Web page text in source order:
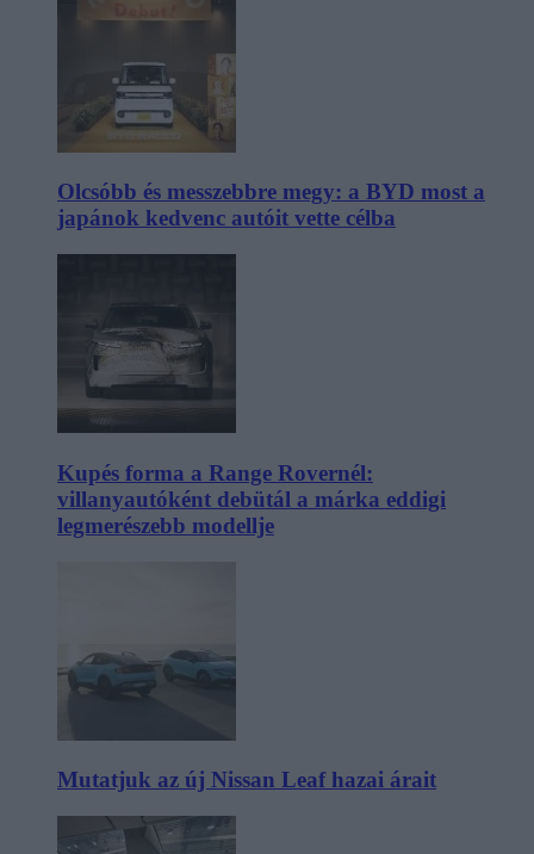
Olcsóbb és messzebbre megy: a BYD most a
japánok kedvenc autóit vette célba
Kupés forma a Range Rovernél:
villanyautóként debütál a márka eddigi
legmerészebb modellje
Mutatjuk az új Nissan Leaf hazai árait